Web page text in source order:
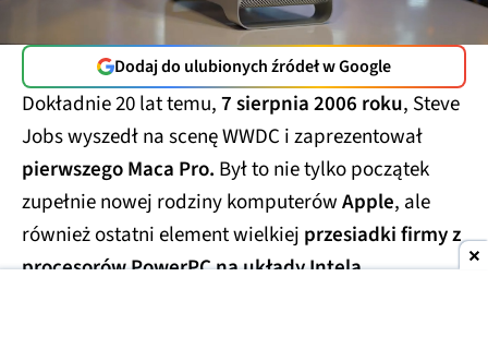
Dodaj do ulubionych źródeł w Google
Dokładnie 20 lat temu,7 sierpnia 2006 roku, Steve
Jobs wyszedł na scenę WWDC i zaprezentował
pierwszego Maca Pro. Był to nie tylko początek
zupełnie nowej rodziny komputerówApple, ale
również ostatni element wielkiej przesiadki firmy z
procesorów PowerPC na układy Intela.